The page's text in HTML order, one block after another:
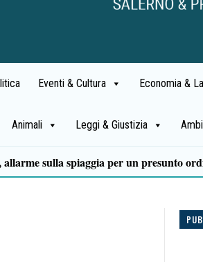
Eventi & Cultura Economia &
Animali Leggi & Giustizia
Capaccio Paestum spazio di legalità: oltre 43 ettari di beni confiscati destinati a progetti sociali 14:14